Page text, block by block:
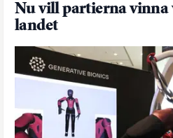
Nu vill partierna vinna
landet